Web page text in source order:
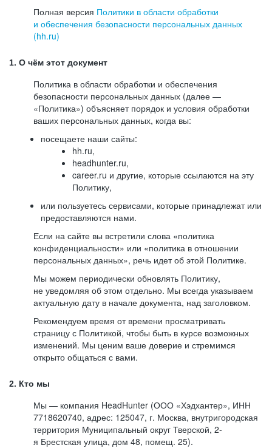
Полная версия Политики в области обработки
и обеспечения безопасности персональных данных
(hh.ru)
1. О чём этот документ
Политика в области обработки и обеспечения
безопасности персональных данных (далее —
«Политика») объясняет порядок и условия обработки
ваших персональных данных, когда вы:
посещаете наши сайты:
hh.ru,
headhunter.ru,
career.ru и другие, которые ссылаются на эту
Политику,
или пользуетесь сервисами, которые принадлежат или
предоставляются нами.
Если на сайте вы встретили слова «политика
конфиденциальности» или «политика в отношении
персональных данных», речь идет об этой Политике.
Мы можем периодически обновлять Политику,
не уведомляя об этом отдельно. Мы всегда указываем
актуальную дату в начале документа, над заголовком.
Рекомендуем время от времени просматривать
страницу с Политикой, чтобы быть в курсе возможных
изменений. Мы ценим ваше доверие и стремимся
открыто общаться с вами.
2. Кто мы
Мы — компания HeadHunter (ООО «Хэдхантер», ИНН
7718620740, адрес: 125047, г. Москва, внутригородская
территория Муниципальный округ Тверской, 2-
я Брестская улица, дом 48, помещ. 25).